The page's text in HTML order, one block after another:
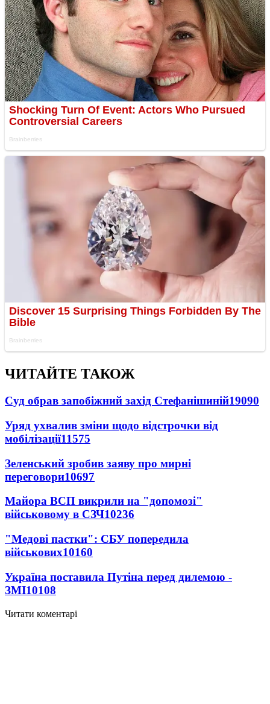
ЧИТАЙТЕ ТАКОЖ
Суд обрав запобіжний захід Стефанішиній19090
Уряд ухвалив зміни щодо відстрочки від
мобілізації11575
Зеленський зробив заяву про мирні
переговори10697
Майора ВСП викрили на "допомозі"
військовому в СЗЧ10236
"Медові пастки": СБУ попередила
військових10160
Україна поставила Путіна перед дилемою -
ЗМІ10108
Читати коментарі